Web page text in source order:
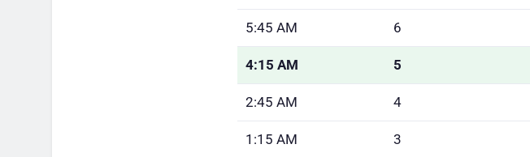
5:45 AM 6
4:15 AM 5
2:45 AM 4
1:15 AM 3